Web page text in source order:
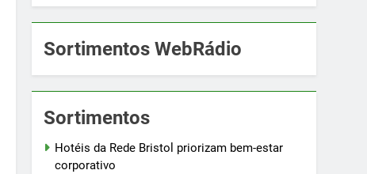
Sortimentos WebRádio
Sortimentos
Hotéis da Rede Bristol priorizam bem-estar
corporativo